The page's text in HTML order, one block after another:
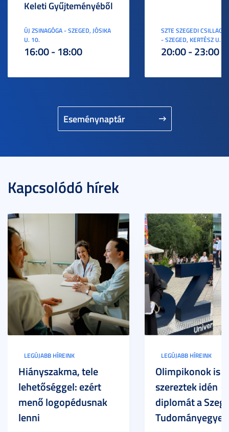
Eseménynaptár
Keleti Gyűjteményéből
ÚJ ZSINAGÓGA - SZEGED, JÓSIKA
U. 10.
16:00 - 18:00
SZTE SZEGEDI
- SZEGED, KERTÉSZ U. 3.
20:00 - 23:00
Kapcsolódó hírek
LEGÚJABB HÍREINK
Hiányszakma, tele
lehetőséggel: ezért
menő logopédusnak
lenni
LEGÚJABB HÍREINK
Olimpikonok is
szereztek idén
diplomát a